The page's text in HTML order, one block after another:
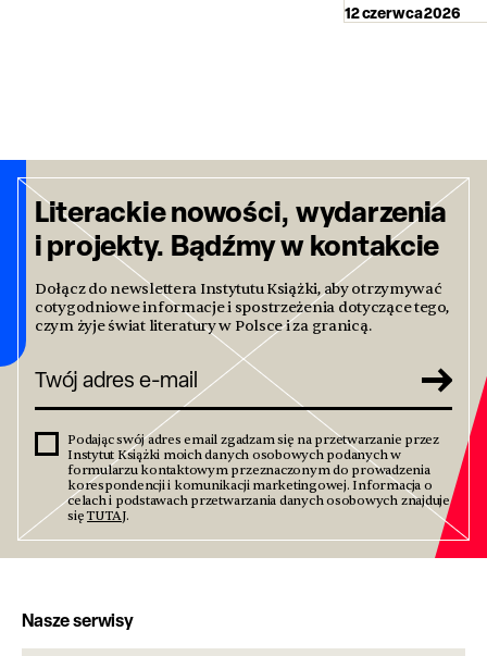
12 czerwca 2026
Literackie nowości, wydarzenia
i projekty. Bądźmy w kontakcie
Dołącz do newslettera Instytutu Książki, aby otrzymywać
cotygodniowe informacje i spostrzeżenia dotyczące tego,
czym żyje świat literatury w Polsce i za granicą.
Podając swój adres email zgadzam się na przetwarzanie przez
Instytut Książki moich danych osobowych podanych w
formularzu kontaktowym przeznaczonym do prowadzenia
korespondencji i komunikacji marketingowej. Informacja o
celach i podstawach przetwarzania danych osobowych znajduje
sięTUTAJ.
Nasze serwisy